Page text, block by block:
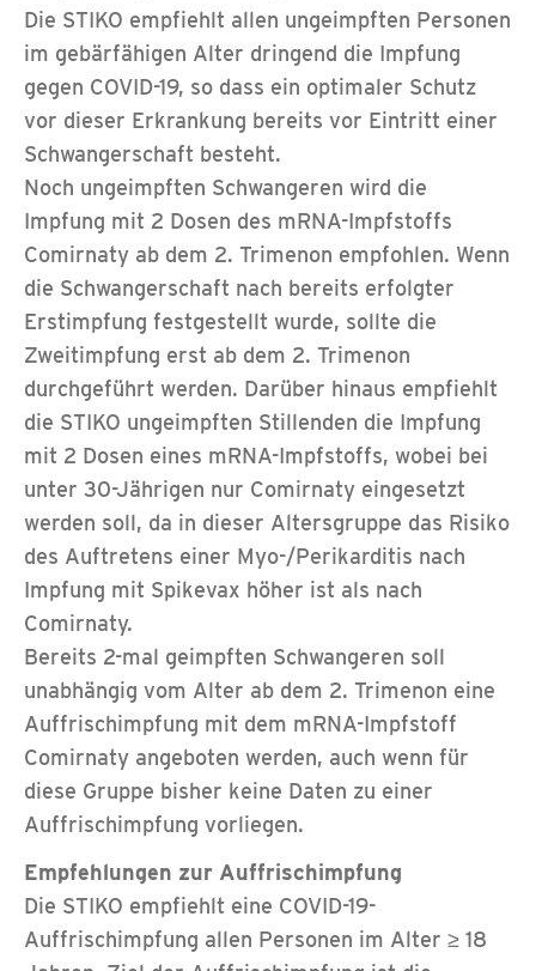
Die STIKO empfiehlt allen ungeimpften Personen
im gebärfähigen Alter dringend die Impfung
gegen COVID-19, so dass ein optimaler Schutz
vor dieser Erkrankung bereits vor Eintritt einer
Schwangerschaft besteht.
Noch ungeimpften Schwangeren wird die
Impfung mit 2 Dosen des mRNA-Impfstoffs
Comirnaty ab dem 2. Trimenon empfohlen. Wenn
die Schwangerschaft nach bereits erfolgter
Erstimpfung festgestellt wurde, sollte die
Zweitimpfung erst ab dem 2. Trimenon
durchgeführt werden. Darüber hinaus empfiehlt
die STIKO ungeimpften Stillenden die Impfung
mit 2 Dosen eines mRNA-Impfstoffs, wobei bei
unter 30-Jährigen nur Comirnaty eingesetzt
werden soll, da in dieser Altersgruppe das Risiko
des Auftretens einer Myo-/Perikarditis nach
Impfung mit Spikevax höher ist als nach
Comirnaty.
Bereits 2-mal geimpften Schwangeren soll
unabhängig vom Alter ab dem 2. Trimenon eine
Auffrischimpfung mit dem mRNA-Impfstoff
Comirnaty angeboten werden, auch wenn für
diese Gruppe bisher keine Daten zu einer
Auffrischimpfung vorliegen.
Empfehlungen zur Auffrischimpfung
Die STIKO empfiehlt eine COVID-19-
Auffrischimpfung allen Personen im Alter ≥ 18